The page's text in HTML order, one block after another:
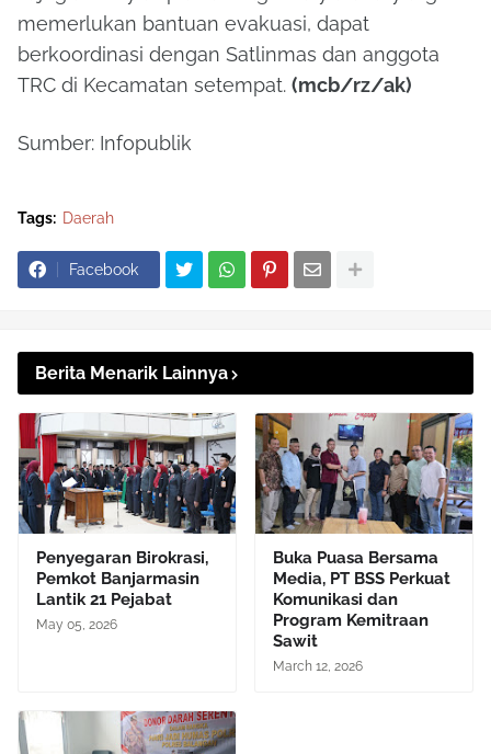
memerlukan bantuan evakuasi, dapat
berkoordinasi dengan Satlinmas dan anggota
TRC di Kecamatan setempat. (mcb/rz/ak)
Sumber: Infopublik
Tags: Daerah
Facebook
Berita Menarik Lainnya
Penyegaran Birokrasi,
Pemkot Banjarmasin
Lantik 21 Pejabat
May 05, 2026
Buka Puasa Bersama
Media, PT BSS Perkuat
Komunikasi dan
Program Kemitraan
Sawit
March 12, 2026